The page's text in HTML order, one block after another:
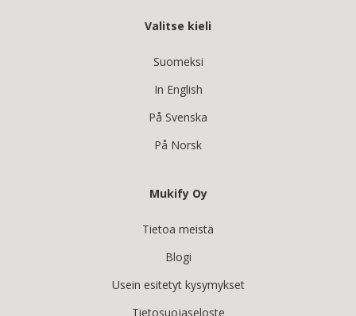
Valitse kieli
Suomeksi
In English
På Svenska
På Norsk
Mukify Oy
Tietoa meistä
Blogi
Usein esitetyt kysymykset
Tietosuojaseloste